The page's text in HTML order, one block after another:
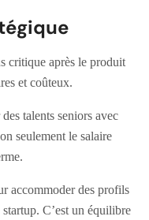
critique après le produit
et coûteux.
talents seniors avec
seulement le salaire
accommoder des profils
C’est un équilibre